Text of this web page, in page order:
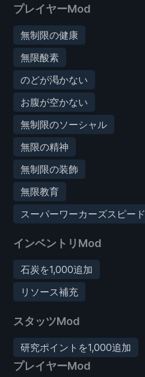
プレイヤーMod
無制限の健康
無限酸素
のどが渇かない
お腹が空かない
無制限のソーシャル
無限の精神
無制限の装飾
無限教育
スーパーワーカーズスピード
インベントリMod
石炭を1,000追加
リソース補充
スタッツMod
研究ポイントを1,000追加
プレイヤーMod